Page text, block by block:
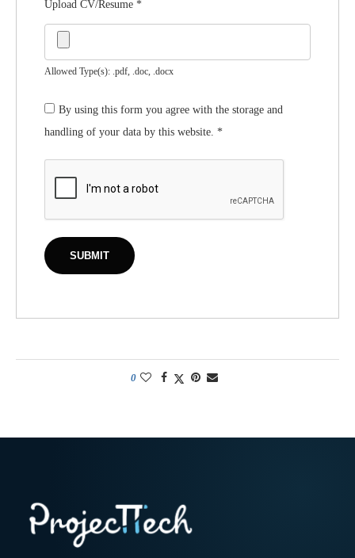
Upload CV/Resume *
Allowed Type(s): .pdf, .doc, .docx
By using this form you agree with the storage and
handling of your data by this website. *
0